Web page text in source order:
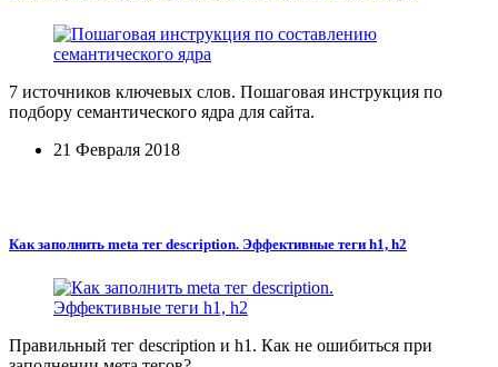
7 источников ключевых слов. Пошаговая инструкция по
подбору семантического ядра для сайта.
21 Февраля 2018
Как заполнить meta тег description. Эффективные теги h1, h2
Правильный тег description и h1. Как не ошибиться при